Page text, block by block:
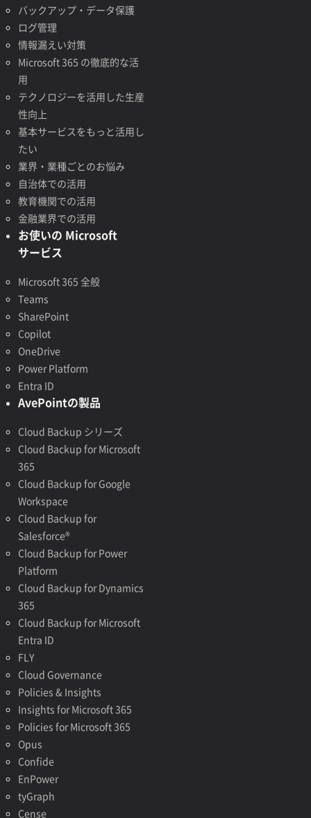
バックアップ・データ保護
ログ管理
情報漏えい対策
Microsoft 365 の徹底的な活
用
テクノロジーを活用した生産
性向上
基本サービスをもっと活用し
たい
業界・業種ごとのお悩み
自治体での活用
教育機関での活用
金融業界での活用
お使いの Microsoft
サービス
Microsoft 365 全般
Teams
SharePoint
Copilot
OneDrive
Power Platform
Entra ID
AvePointの製品
Cloud Backup シリーズ
Cloud Backup for Microsoft
365
Cloud Backup for Google
Workspace
Cloud Backup for
Salesforce®
Cloud Backup for Power
Platform
Cloud Backup for Dynamics
365
Cloud Backup for Microsoft
Entra ID
FLY
Cloud Governance
Policies & Insights
Insights for Microsoft 365
Policies for Microsoft 365
Opus
Confide
EnPower
tyGraph
Cense